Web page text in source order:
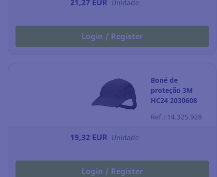
21,27 EUR Unidade
Login / Register
Boné de
proteção 3M
HC24 2030608
Ref.: 14.325.928
19,32 EUR Unidade
Login / Register